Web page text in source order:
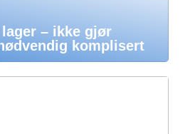
– ikke gjør
komplisert